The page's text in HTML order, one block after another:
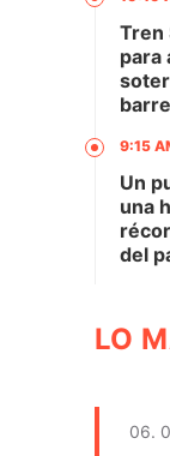
Tren
para
9:15
Un
una
del
LO
06.